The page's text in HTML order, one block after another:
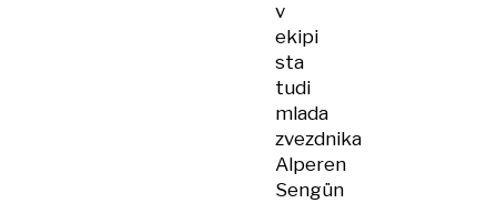
v
ekipi
sta
tudi
mlada
zvezdnika
Alperen
Sengün